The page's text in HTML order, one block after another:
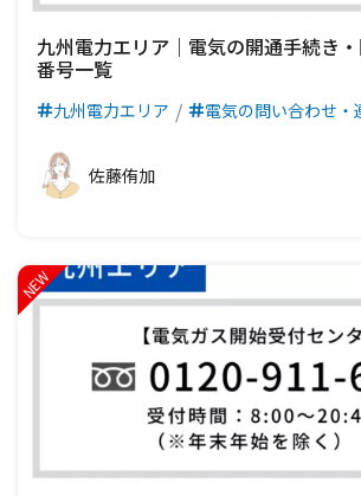
九州電力エリア｜電気の開通手続き
番号一覧
九州電力エリア 電気の問い合わせ・
佐藤侑加